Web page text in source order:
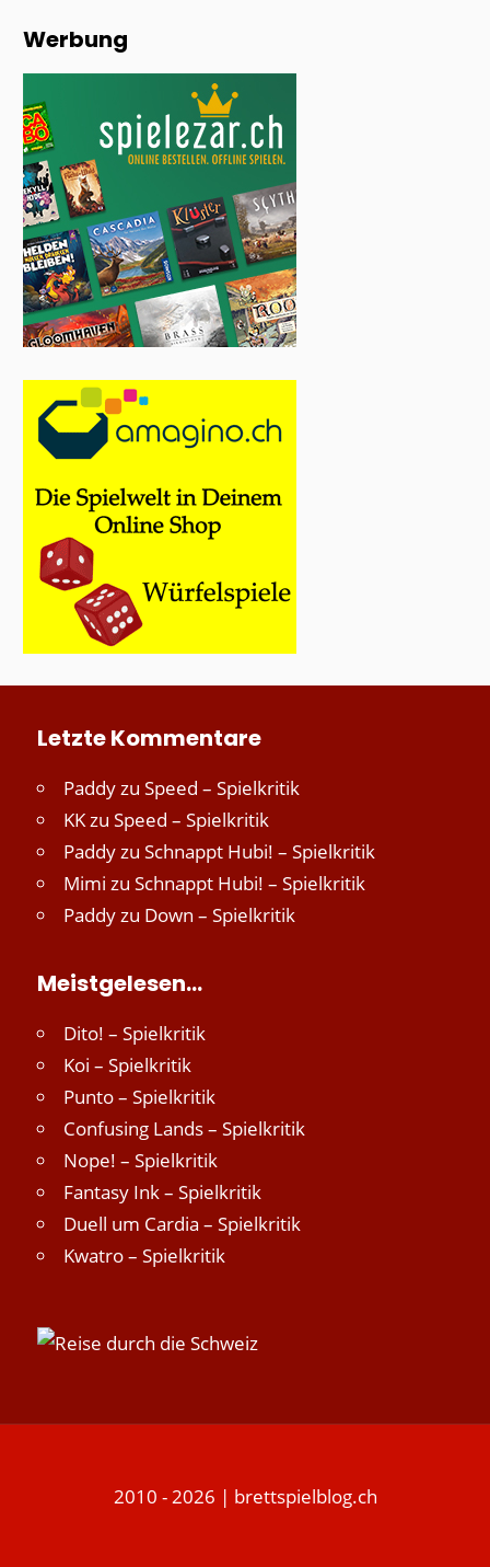
Werbung
Letzte Kommentare
Paddyzu Speed – Spielkritik
KKzu Speed – Spielkritik
Paddyzu Schnappt Hubi! – Spielkritik
Mimi zu Schnappt Hubi! – Spielkritik
Paddyzu Down – Spielkritik
Meistgelesen…
Dito! – Spielkritik
Koi – Spielkritik
Punto – Spielkritik
Confusing Lands – Spielkritik
Nope! – Spielkritik
Fantasy Ink – Spielkritik
Duell um Cardia – Spielkritik
Kwatro – Spielkritik
2010 - 2026 | brettspielblog.ch